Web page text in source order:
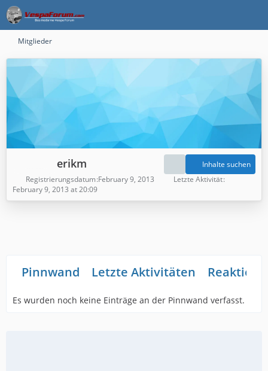
Mitglieder
erikm
Inhalte suchen
Registrierungsdatum February 9, 2013
Letzte Aktivität
February 9, 2013 at 20:09
Pinnwand Letzte Aktivitäten
Es wurden noch keine Einträge an der Pinnwand verfasst.